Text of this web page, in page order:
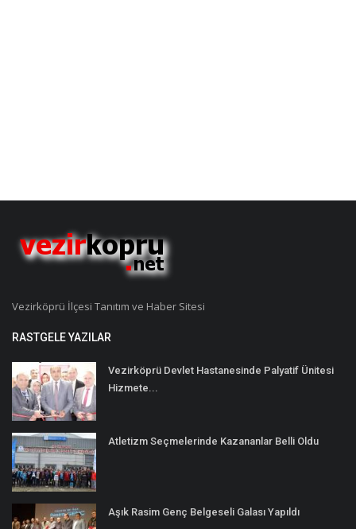
Vezirköprü İlçesi Tanıtım ve Haber Sitesi
RASTGELE YAZILAR
Vezirköprü Devlet Hastanesinde Palyatif Ünitesi
Hizmete...
Atletizm Seçmelerinde Kazananlar Belli Oldu
Aşık Rasim Genç Belgeseli Galası Yapıldı